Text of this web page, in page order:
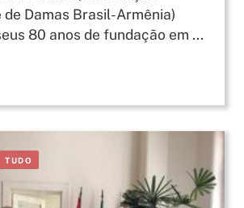
Damas Brasil-Armênia)
80 anos de fundação em ...
TUDO